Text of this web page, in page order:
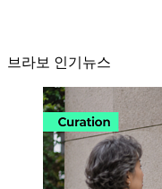
브라보 인기뉴스